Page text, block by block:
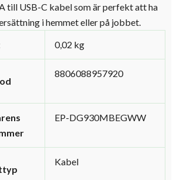
till USB-C kabel som är perfekt att ha
i hemmet eller på jobbet.
0,02 kg
8806088957920
EP-DG930MBEGWW
Kabel